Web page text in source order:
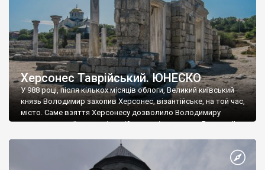
Херсонес Таврійський. ЮНЕСКО
У 988 році, після кількох місяців облоги, Великий київський
князь Володимир захопив Херсонес, візантійське, на той час,
місто. Саме взяття Херсонесу дозволило Володимиру
диктувати свої умови візантійському імператору Василю ІІ, та
Херсонесі Володимир-язичник, став Василем-християнином.
А потім було Хрещення Русі. На честь Херсонесу Таврійського